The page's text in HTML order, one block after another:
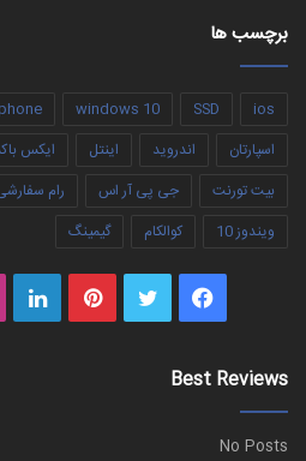
برچسب ها
ios
SSD
windows 10
اسپارتان
اندروید اینتل ایکس
بیت تورنت
جی پی آر اس رام
ویندوز 10
کوالکام گیمینگ
فیس توییتر‫پین‌ترست
Best Reviews
No Posts